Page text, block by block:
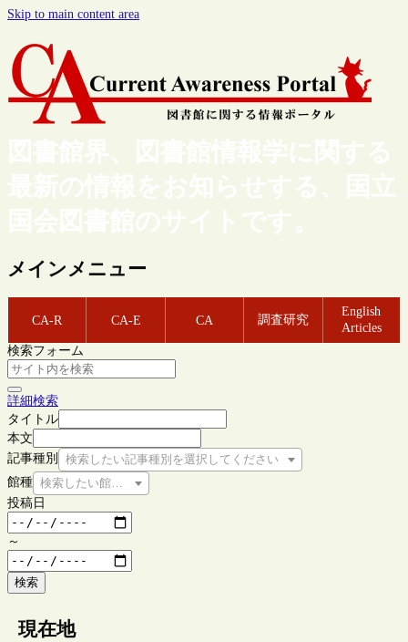
Skip to main content area
図書館界、図書館情報学に関する
最新の情報をお知らせする、国立
国会図書館のサイトです。
メインメニュー
CA-R CA-E CA 調査研究
English
Articles
検索フォーム
詳細検索
タイトル
本文
記事種別
検索したい記事種別を選択してください
館種 検索したい館種を選択してください
投稿日
～
検索
現在地